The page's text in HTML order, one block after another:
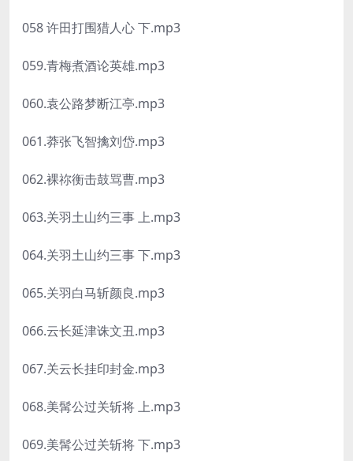
058 许田打围猎人心 下.mp3
059.青梅煮酒论英雄.mp3
060.袁公路梦断江亭.mp3
061.莽张飞智擒刘岱.mp3
062.裸祢衡击鼓骂曹.mp3
063.关羽土山约三事 上.mp3
064.关羽土山约三事 下.mp3
065.关羽白马斩颜良.mp3
066.云长延津诛文丑.mp3
067.关云长挂印封金.mp3
068.美髯公过关斩将 上.mp3
069.美髯公过关斩将 下.mp3